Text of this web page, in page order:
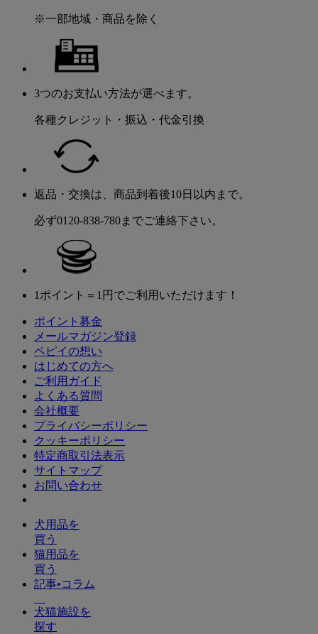
※一部地域・商品を除く
3つのお支払い方法が選べます。
各種クレジット・振込・代金引換
返品・交換は、商品到着後10日以内まで。
必ず0120-838-780までご連絡下さい。
1ポイント＝1円でご利用いただけます！
ポイント募金
メールマガジン登録
ペピイの想い
はじめての方へ
ご利用ガイド
よくある質問
会社概要
プライバシーポリシー
クッキーポリシー
特定商取引法表示
サイトマップ
お問い合わせ
犬用品を
買う
猫用品を
買う
記事•コラム
犬猫施設を
探す